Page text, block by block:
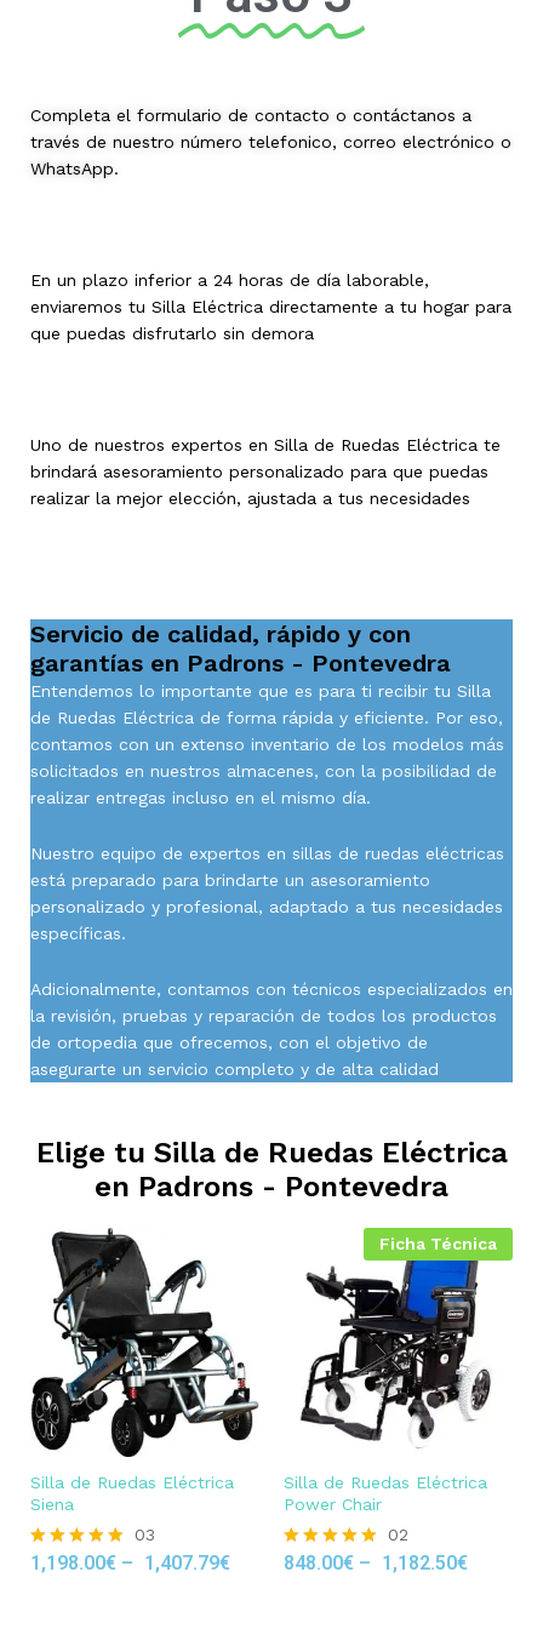
Completa el formulario de contacto o contáctanos a
través de nuestro número telefonico, correo electrónico o
WhatsApp.
En un plazo inferior a 24 horas de día laborable,
enviaremos tu Silla Eléctrica directamente a tu hogar para
que puedas disfrutarlo sin demora
Uno de nuestros expertos en Silla de Ruedas Eléctrica te
brindará asesoramiento personalizado para que puedas
realizar la mejor elección, ajustada a tus necesidades
Servicio de calidad, rápido y con
garantías en Padrons - Pontevedra
Entendemos lo importante que es para ti recibir tu Silla
de Ruedas Eléctrica de forma rápida y eficiente. Por eso,
contamos con un extenso inventario de los modelos más
solicitados en nuestros almacenes, con la posibilidad de
realizar entregas incluso en el mismo día.
Nuestro equipo de expertos en sillas de ruedas eléctricas
está preparado para brindarte un asesoramiento
personalizado y profesional, adaptado a tus necesidades
específicas.
Adicionalmente, contamos con técnicos especializados en
la revisión, pruebas y reparación de todos los productos
de ortopedia que ofrecemos, con el objetivo de
asegurarte un servicio completo y de alta calidad
Elige tu Silla de Ruedas Eléctrica
en Padrons - Pontevedra
Silla de Ruedas Eléctrica
Siena
Rated
03
1,198.00€ – 1,407.79€
Ficha Técnica
Silla de Ruedas Eléctrica
Power Chair
Rated
02
848.00€ – 1,182.50€